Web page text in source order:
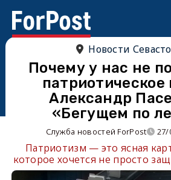
Новости
Почему у нас не
патриотическое
Александр
«Бегущем по
Служба новостей ForPost 27/
Патриотизм — это ясная
которое хочется не просто